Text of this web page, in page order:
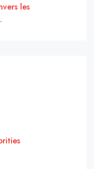
les